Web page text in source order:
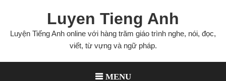
content
Luyen Tieng Anh
Luyện Tiếng Anh online với hàng trăm giáo trình nghe, nói, đọc,
viết, từ vựng và ngữ pháp.
MENU